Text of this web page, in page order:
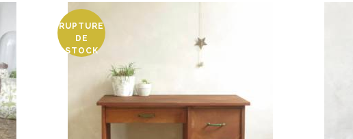
RUPTURE
DE
STOCK